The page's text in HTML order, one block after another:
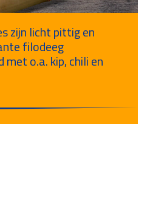
zijn licht pittig en
filodeeg
met o.a. kip, chili en